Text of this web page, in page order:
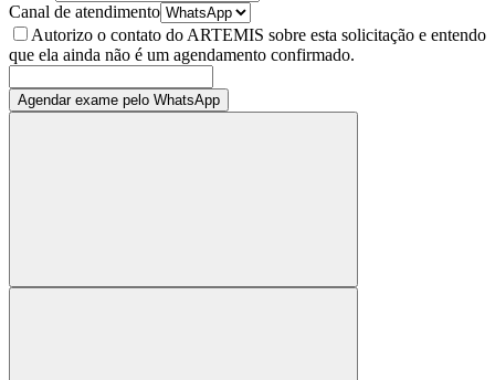
Canal de atendimento
Autorizo o contato do ARTEMIS sobre esta solicitação e entendo
que ela ainda não é um agendamento confirmado.
Agendar exame pelo WhatsApp